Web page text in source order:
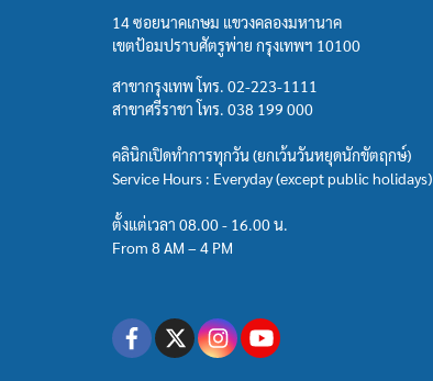
14 ซอยนาคเกษม แขวงคลองมหานาค
เขตป้อมปราบศัตรูพ่าย กรุงเทพฯ 10100
สาขากรุงเทพ โทร. 02-223-1111
สาขาศรีราชา โทร. 038 199 000
คลินิกเปิดทำการทุกวัน (ยกเว้นวันหยุดนักขัตฤกษ์)
Service Hours : Everyday (except public holidays)
ตั้งแต่เวลา 08.00 - 16.00 น.
From 8 AM – 4 PM